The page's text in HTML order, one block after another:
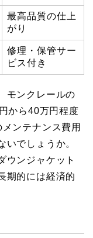
最高品質の仕上
がり
修理・保管サー
ビス付き
モンクレールの
から40万円程度
ンテナンス費用
いでしょうか。
ウンジャケット
期的には経済的